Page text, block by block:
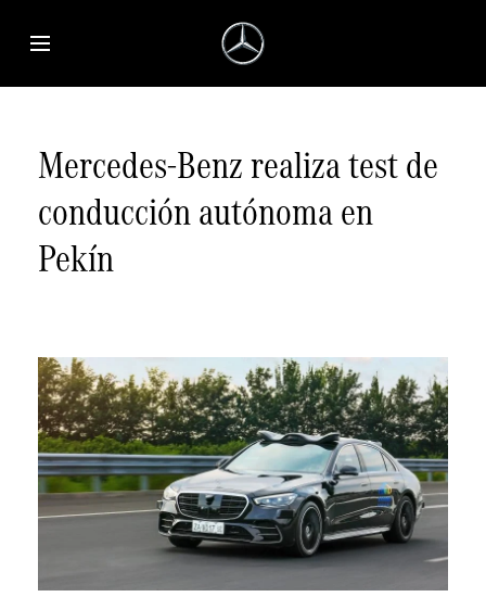
Saltar al contenido principal
Abrir menú de accesibilidad
Mercedes-Benz realiza test de
conducción autónoma en
Pekín